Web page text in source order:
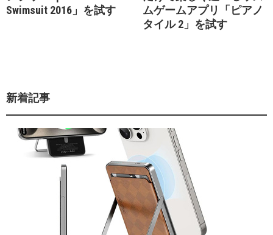
Swimsuit 2016」を試す
ムゲームアプリ「ピアノ
タイル 2」を試す
新着記事